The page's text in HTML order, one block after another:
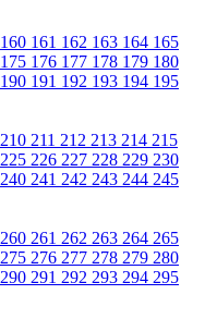
160 161 162 163 164 165
175 176 177 178 179 180
190 191 192 193 194 195
210 211 212 213 214 215
225 226 227 228 229 230
240 241 242 243 244 245
260 261 262 263 264 265
275 276 277 278 279 280
290 291 292 293 294 295